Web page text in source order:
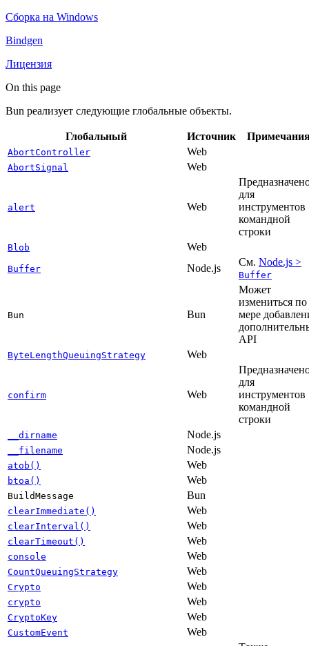
Сборка на Windows
Bindgen
Лицензия
On this page
Bun реализует следующие глобальные объекты.
Глобальный Источник
AbortController Web
AbortSignal Web
alert Web
для
инструментов
командной
строки
Blob Web
Buffer Node.js
См. Node.js >
Buffer
Bun Bun
Может
измениться по
мере
API
ByteLengthQueuingStrategy Web
confirm Web
для
инструментов
командной
строки
__dirname Node.js
__filename Node.js
atob() Web
btoa() Web
BuildMessage Bun
clearImmediate() Web
clearInterval() Web
clearTimeout() Web
console Web
CountQueuingStrategy Web
Crypto Web
crypto Web
CryptoKey Web
CustomEvent
Web